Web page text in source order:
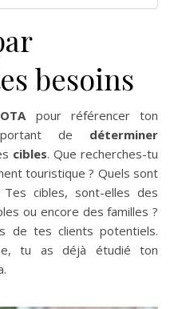
besoins
pour référencer ton
de déterminer
cibles. Que recherches-tu
touristique ? Quels sont
cibles, sont-elles des
ou encore des familles ?
de tes clients potentiels.
tu as déjà étudié ton